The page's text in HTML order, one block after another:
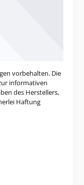
vorbehalten. Die
informativen
des Herstellers,
Haftung